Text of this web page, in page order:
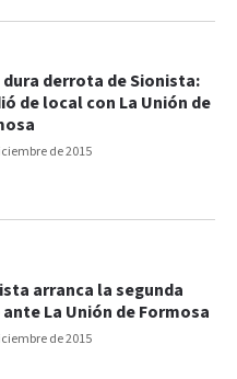
de 2015
dura derrota de Sionista:
de local con La Unión de
de 2015
arranca la segunda
La Unión de Formosa